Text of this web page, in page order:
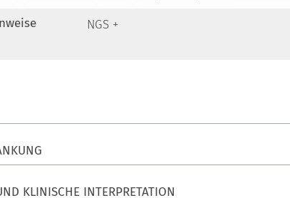
NGS +
KLINISCHE INTERPRETATION